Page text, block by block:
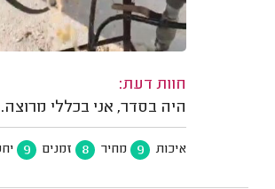
חוות דעת:
היה בסדר, אני בכללי מרוצה.
איכות 9 מחיר 8 זמנים 9